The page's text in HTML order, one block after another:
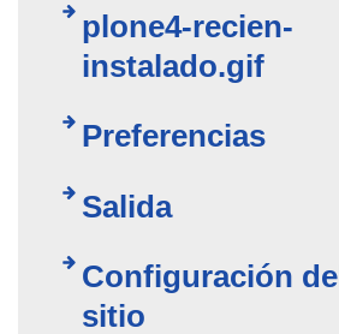
plone4-recien-
instalado.gif
Preferencias
Salida
Configuración del
sitio